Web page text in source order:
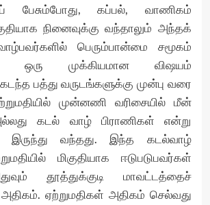
பேசும்போது, கப்பல், வாணிகம்
நினைவுக்கு வந்தாலும் அந்தக்
பெரும்பான்மை சமூகம்
ஒரு முக்கியமான விஷயம்
பத்து வருடங்களுக்கு முன்பு வரை
முன்னணி வரிசையில் மீன்
கடல் வாழ் பிராணிகள் என்று
வந்தது. இந்த கடல்வாழ்
மிகுதியாக ஈடுபடுபவர்கள்
தூத்துக்குடி மாவட்டத்தைச்
ஏற்றுமதிகள் அதிகம் செல்வது